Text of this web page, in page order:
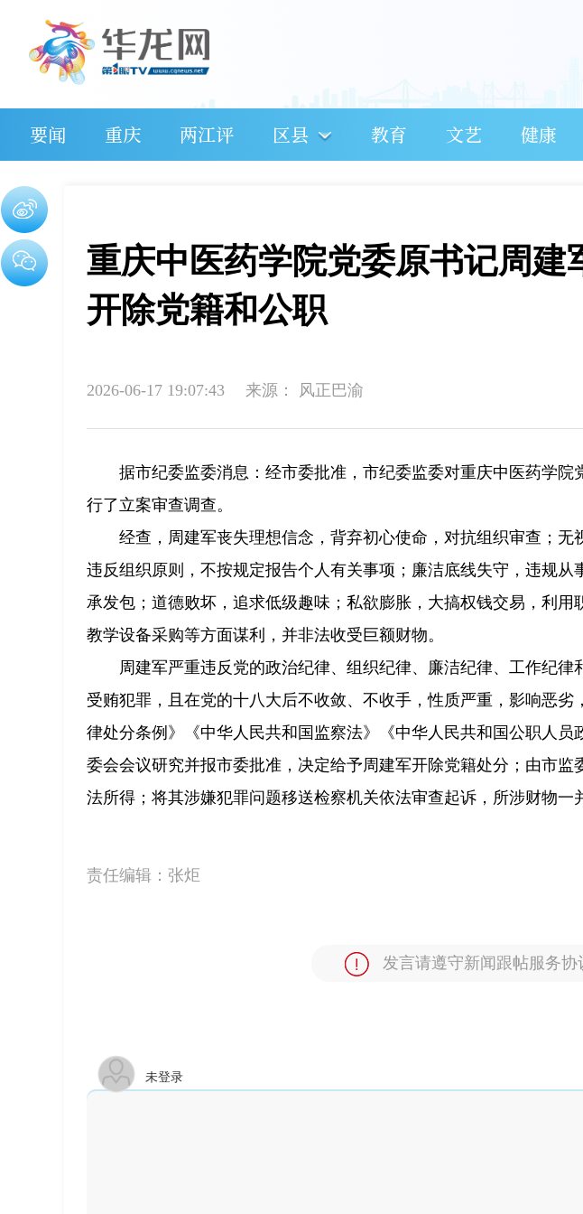
要闻 重庆 两江评 区县 教育 文艺 健康
重庆中医药学院党委原书记周建
开除党籍和公职
2026-06-17 19:07:43 来源： 风正巴渝
据市纪委监委消息：经市委批准，市纪委监委对重庆中医药学
行了立案审查调查。
经查，周建军丧失理想信念，背弃初心使命，对抗组织审查；无
违反组织原则，不按规定报告个人有关事项；廉洁底线失守，违规
承发包；道德败坏，追求低级趣味；私欲膨胀，大搞权钱交易，利用
教学设备采购等方面谋利，并非法收受巨额财物。
周建军严重违反党的政治纪律、组织纪律、廉洁纪律、工作纪
受贿犯罪，且在党的十八大后不收敛、不收手，性质严重，影响恶
律处分条例》《中华人民共和国监察法》《中华人民共和国公职人员
委会会议研究并报市委批准，决定给予周建军开除党籍处分；由市
法所得；将其涉嫌犯罪问题移送检察机关依法审查起诉，所涉财物一
责任编辑： 张炬
发言请遵守新闻跟帖服务协
未登录